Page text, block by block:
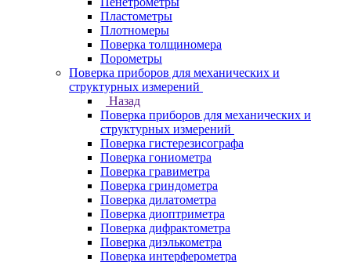
Пластометры
Плотномеры
Поверка толщиномера
Порометры
Поверка приборов для механических и
структурных измерений
Назад
Поверка приборов для механических и
структурных измерений
Поверка гистерезисографа
Поверка гониометра
Поверка гравиметра
Поверка гриндометра
Поверка дилатометра
Поверка диоптриметра
Поверка дифрактометра
Поверка диэлькометра
Поверка интерферометра